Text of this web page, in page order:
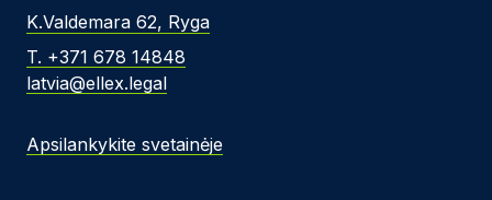
K.Valdemara 62, Ryga
T. +371 678 14848
latvia@ellex.legal
Apsilankykite svetainėje